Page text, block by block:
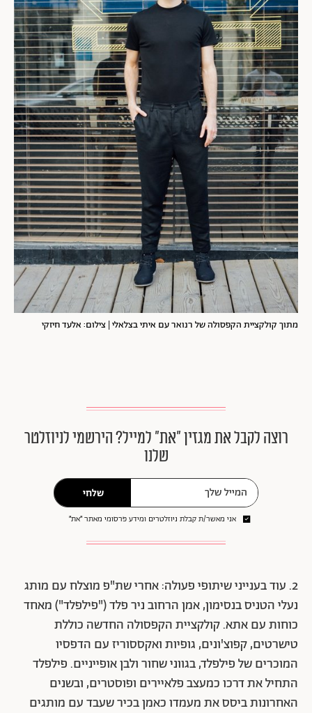
מתוך קולקציית הקפסולה של רנואר עם איתי בצלאלי | צילום: אלעד חיזקי
רוצה לקבל את מגזין ״את״ למייל? הירשמי לניוזלטר
שלנו
שלחי
אני מאשר/ת קבלת ניוזלטרים ומידע פרסומי מאתר ״את״
2. עוד בענייני שיתופי פעולה: אחרי שת"פ מוצלח עם מותג
נעלי הטניס בנסימון, אמן הרחוב ניר פלד ("פילפלד") מאחד
כוחות עם אתא. קולקציית הקפסולה החדשה כוללת
טישרטים, קפוצ'ונים, גופיות ואקססוריז עם הדפסיו
המוכרים של פילפלד, בגווני שחור ולבן אופייניים. פילפלד
התחיל את דרכו כמעצב פלאיירים ופוסטרים, ובשנים
האחרונות ביסס את מעמדו כאמן בכיר שעבד עם מותגים